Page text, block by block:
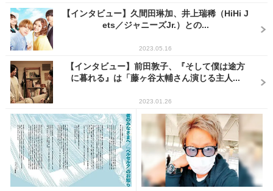
【インタビュー】久間田琳加、井上瑞稀（HiHi J
ets／ジャニーズJr.）との...
2023.05.16
【インタビュー】前田敦子、『そして僕は途方
に暮れる』は「藤ヶ谷太輔さん演じる主人...
2023.01.26